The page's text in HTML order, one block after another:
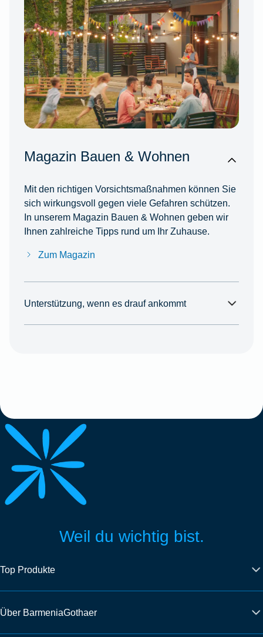
Magazin Bauen & Wohnen
Mit den richtigen Vorsichtsmaßnahmen können Sie
sich wirkungsvoll gegen viele Gefahren schützen.
In unserem Magazin Bauen & Wohnen geben wir
Ihnen zahlreiche Tipps rund um Ihr Zuhause.
Zum Magazin
Unterstützung, wenn es drauf ankommt
Weil du wichtig bist.
Top Produkte
Über BarmeniaGothaer